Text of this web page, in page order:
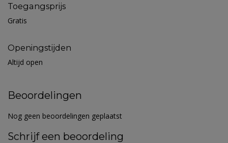
Toegangsprijs
Gratis
Openingstijden
Altijd open
Beoordelingen
Nog geen beoordelingen geplaatst
Schrijf een beoordeling